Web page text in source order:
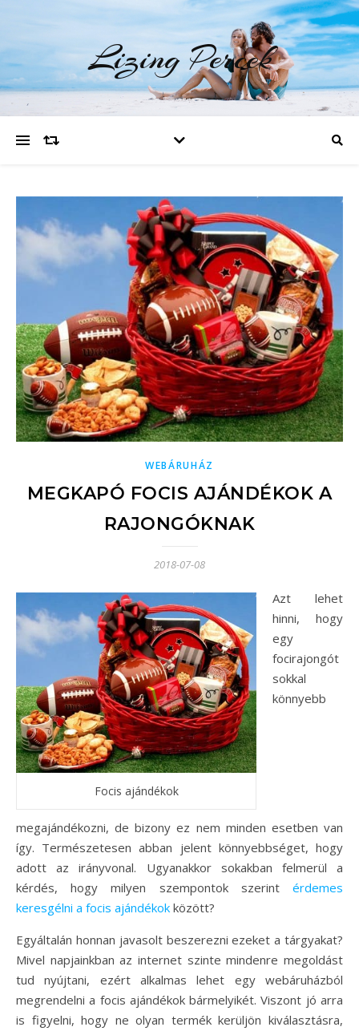
Lizing Percek
WEBÁRUHÁZ
MEGKAPÓ FOCIS AJÁNDÉKOK A
RAJONGÓKNAK
2018-07-08
Focis ajándékok
Azt lehet
hinni, hogy
egy
focirajongót
sokkal
könnyebb
megajándékozni, de bizony ez nem minden esetben van
így. Természetesen abban jelent könnyebbséget, hogy
adott az irányvonal. Ugyanakkor sokakban felmerül a
kérdés, hogy milyen szempontok szerint érdemes
keresgélni a focis ajándékok között?
Egyáltalán honnan javasolt beszerezni ezeket a tárgyakat?
Mivel napjainkban az internet szinte mindenre megoldást
tud nyújtani, ezért alkalmas lehet egy webáruházból
megrendelni a focis ajándékok bármelyikét. Viszont jó arra
is figyelni, hogy ne olyan termék kerüljön kiválasztásra,